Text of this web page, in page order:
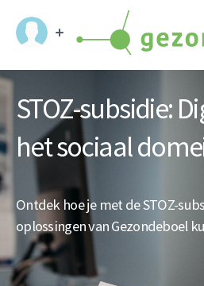
STOZ-subsidie:
het sociaal
Ontdek hoe je met de STOZ-
oplossingen van Gezondeboel